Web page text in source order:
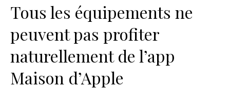
Tous les équipements ne
peuvent pas profiter
naturellement de l’app
Maison d’Apple